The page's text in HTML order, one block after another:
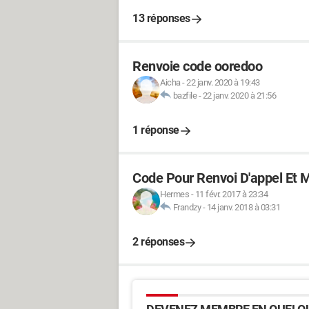
13 réponses
Renvoie code ooredoo
Aicha-22 janv. 2020 à 19:43
bazfile-22 janv. 2020 à 21:56
1 réponse
Code Pour Renvoi D'appel Et
Hermes - 11 févr. 2017 à 23:34
Frandzy- 14 janv. 2018 à 03:31
2 réponses